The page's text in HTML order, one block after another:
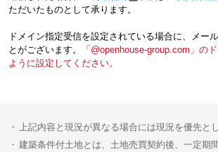
ただいたものとして承ります。
ドメイン指定受信を設定されている場合に、メー
とがございます。
「@openhouse-group.com」の
ように設定してください。
上記内容と現況が異なる場合には現況を優先とし
建築条件付土地とは、土地売買契約後、一定期